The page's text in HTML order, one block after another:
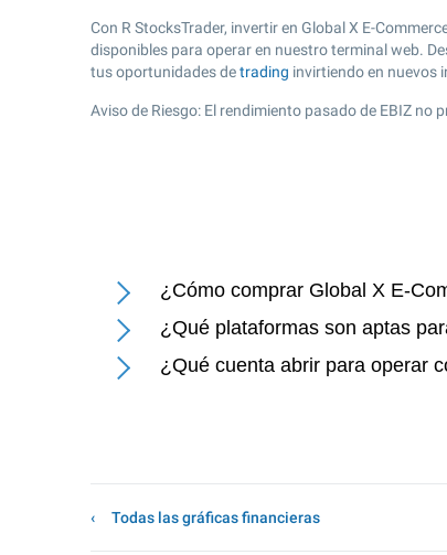
Con R StocksTrader, invertir en Global X E-
disponibles para operar en nuestro terminal web.
tus oportunidades detrading invirtiendo en nuevos
Aviso de Riesgo: El rendimiento pasado de EBIZ no
¿Cómo comprar Global X E-
¿Qué plataformas son aptas
¿Qué cuenta abrir para operar
Todas las gráficas financieras